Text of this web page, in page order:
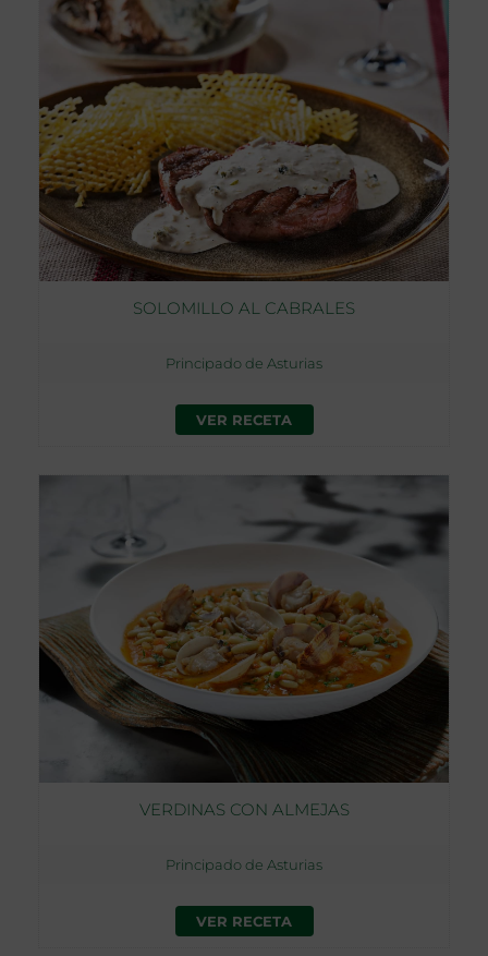
SOLOMILLO AL CABRALES
Principado de Asturias
VER RECETA
VERDINAS CON ALMEJAS
Principado de Asturias
VER RECETA